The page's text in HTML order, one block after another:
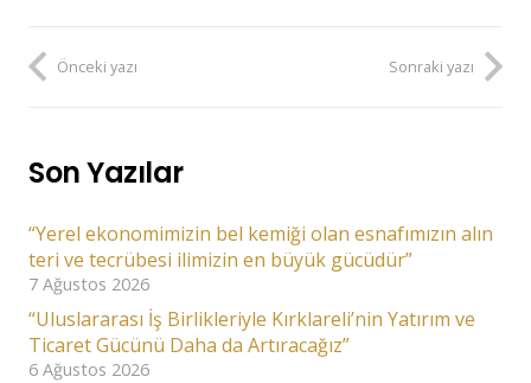
Önceki yazı Sonraki yazı
Son Yazılar
“Yerel ekonomimizin bel kemiği olan esnafımızın alın
teri ve tecrübesi ilimizin en büyük gücüdür”
7 Ağustos 2026
“Uluslararası İş Birlikleriyle Kırklareli’nin Yatırım ve
Ticaret Gücünü Daha da Artıracağız”
6 Ağustos 2026